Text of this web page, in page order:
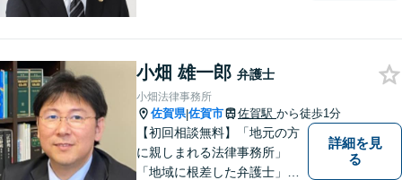
なリーガルサービスを提供い
たします。
小畑 雄一郎 弁護士
小畑法律事務所
佐賀県|佐賀市 佐賀駅 から徒歩1分
【初回相談無料】「地元の方
に親しまれる法律事務所」
「地域に根差した弁護士」を
詳細を見
る